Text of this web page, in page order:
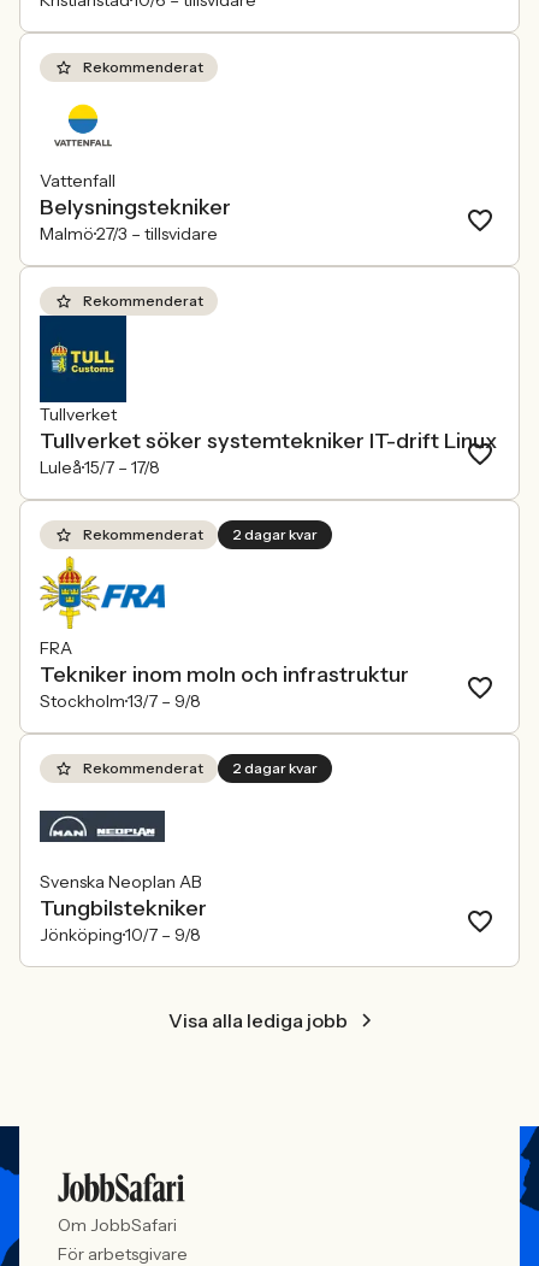
Rekommenderat
Vattenfall
Belysningstekniker
Malmö27/3 – tillsvidare
Rekommenderat
Tullverket
Tullverket söker systemtekniker IT-drift Linux
Luleå15/7 – 17/8
Rekommenderat 2 dagar kvar
FRA
Tekniker inom moln och infrastruktur
Stockholm13/7 – 9/8
Rekommenderat 2 dagar kvar
Svenska Neoplan AB
Tungbilstekniker
Jönköping10/7 – 9/8
Visa alla lediga jobb
Om JobbSafari
För arbetsgivare